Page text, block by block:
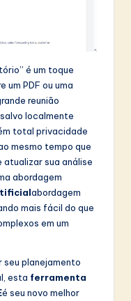
é um toque
um PDF ou uma
reunião
localmente
total privacidade
mesmo tempo que
sua análise
abordagem
abordagem
mais fácil do que
em um
seu planejamento
esta ferramenta
é seu novo melhor